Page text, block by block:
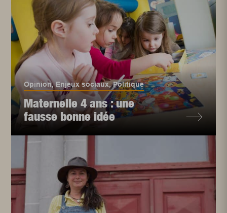
Opinion,Enjeux sociaux,Politique
Maternelle 4 ans : une
fausse bonne idée